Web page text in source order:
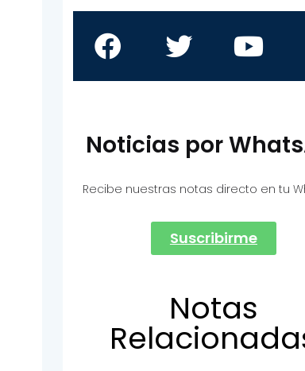
Noticias por
Recibe nuestras notas directo en tu
Suscribirme
Notas